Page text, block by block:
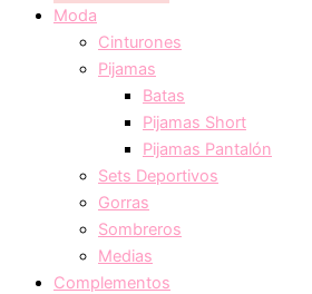
Moda
Cinturones
Pijamas
Batas
Pijamas Short
Pijamas Pantalón
Sets Deportivos
Gorras
Sombreros
Medias
Complementos